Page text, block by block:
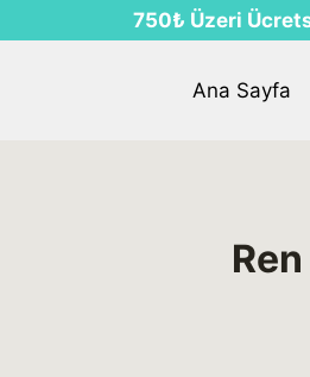
750₺ Üzeri
Ana Sayfa
Ren